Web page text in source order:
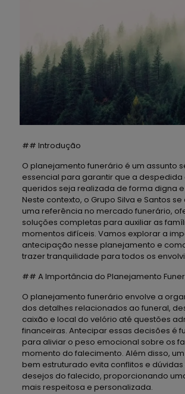
## Introdução
O planejamento funerário é um assunto
essencial para garantir que a despedida
queridos seja realizada de forma digna
Neste contexto, o Grupo Silva e Santos
uma referência no mercado funerário,
soluções completas para auxiliar as
momentos difíceis. Vamos explorar a
antecipação nesse planejamento e
trazer tranquilidade para todos os
## A Importância do Planejamento
O planejamento funerário envolve a
dos detalhes relacionados ao funeral,
caixão e local do velório até questões
financeiras. Antecipar essas decisões é
para aliviar o peso emocional sobre os
momento do falecimento. Além disso,
bem estruturado evita conflitos e
desejos do falecido, proporcionando
mais respeitosa e personalizada.